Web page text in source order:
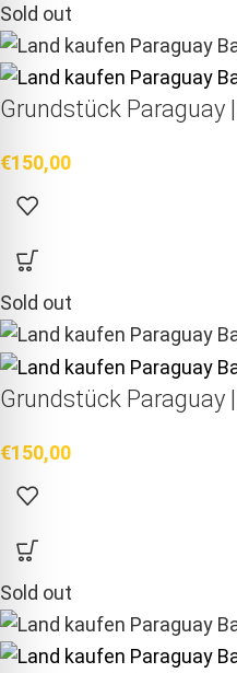
Sold out
Grundstück Paraguay |
€150,00
Sold out
Grundstück Paraguay |
€150,00
Sold out